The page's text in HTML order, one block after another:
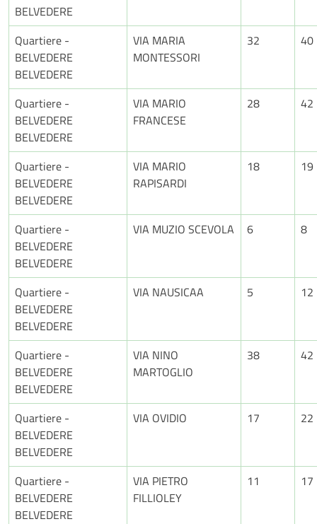
BELVEDERE
Quartiere -
BELVEDERE
BELVEDERE
VIA MARIA
MONTESSORI
32 40
Quartiere -
BELVEDERE
BELVEDERE
VIA MARIO
FRANCESE
28 42
Quartiere -
BELVEDERE
BELVEDERE
VIA MARIO
RAPISARDI
18 19
Quartiere -
BELVEDERE
BELVEDERE
VIA MUZIO SCEVOLA 6 8
Quartiere -
BELVEDERE
BELVEDERE
VIA NAUSICAA 5 12
Quartiere -
BELVEDERE
BELVEDERE
VIA NINO
MARTOGLIO
38 42
Quartiere -
BELVEDERE
BELVEDERE
VIA OVIDIO 17 22
Quartiere -
BELVEDERE
BELVEDERE
VIA PIETRO
FILLIOLEY
11 17